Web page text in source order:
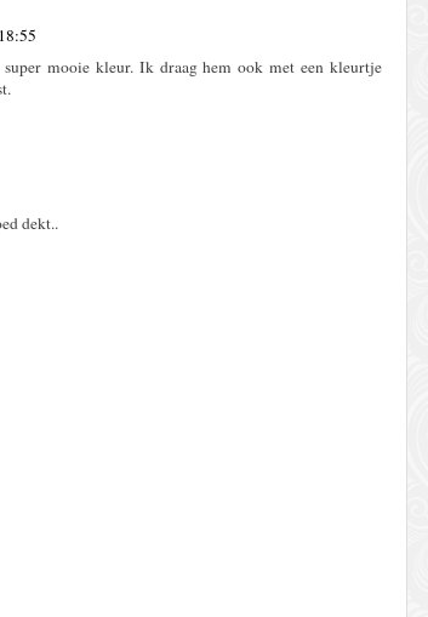
mooie kleur. Ik draag hem ook met een kleurtje
dekt..